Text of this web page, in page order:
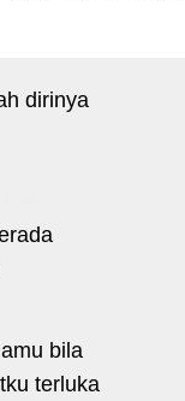
dirinya
bila
terluka